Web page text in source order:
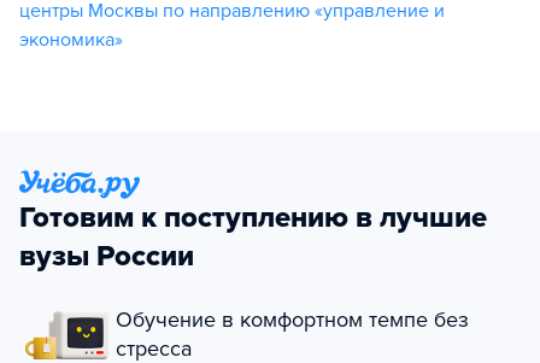
центры Москвы по направлению «управление и
экономика»
Готовим к поступлению в лучшие
вузы России
Обучение в комфортном темпе без
стресса